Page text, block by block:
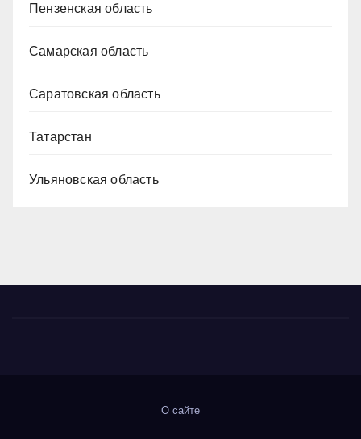
Пензенская область
Самарская область
Саратовская область
Татарстан
Ульяновская область
О сайте